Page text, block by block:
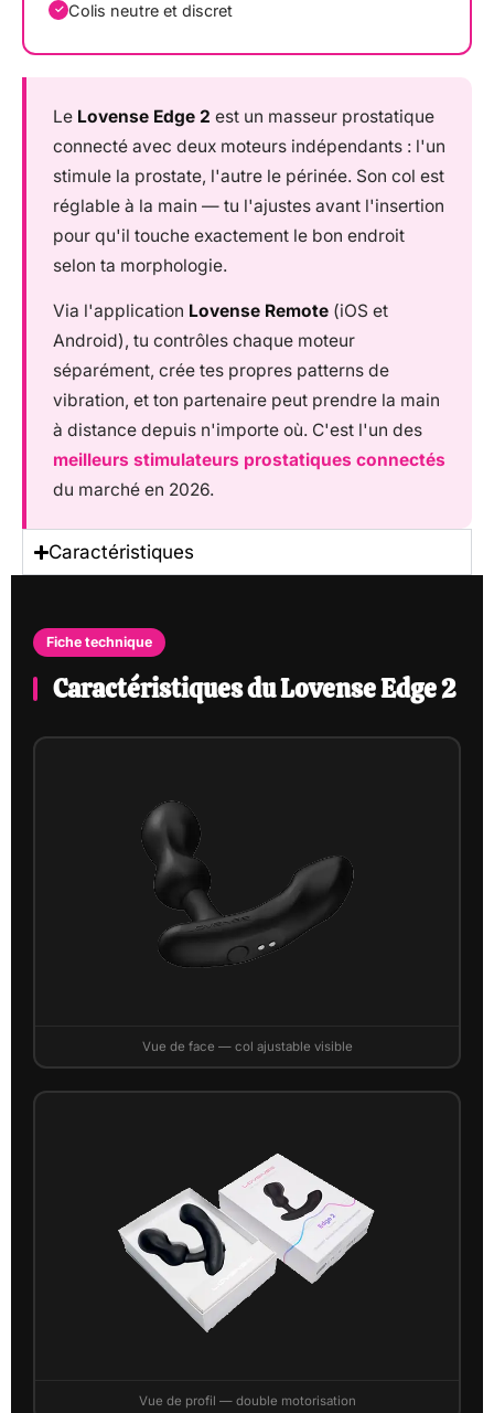
Colis neutre et discret
Caractéristiques
Le Lovense Edge 2 est un masseur prostatique
connecté avec deux moteurs indépendants : l'un
stimule la prostate, l'autre le périnée. Son col est
réglable à la main — tu l'ajustes avant l'insertion
pour qu'il touche exactement le bon endroit
selon ta morphologie.
Via l'application Lovense Remote (iOS et
Android), tu contrôles chaque moteur
séparément, crée tes propres patterns de
vibration, et ton partenaire peut prendre la main
à distance depuis n'importe où. C'est l'un des
meilleurs stimulateurs prostatiques connectés
du marché en 2026.
Fiche technique
Caractéristiques du Lovense Edge 2
Vue de face — col ajustable visible
Vue de profil — double motorisation